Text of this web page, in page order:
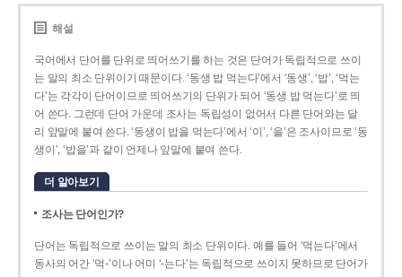
해설
국어에서 단어를 단위로 띄어쓰기를 하는 것은 단어가 독립적으로 쓰이
는 말의 최소 단위이기 때문이다. ‘동생 밥 먹는다’에서 ‘동생’, ‘밥’, ‘먹는
다’는 각각이 단어이므로 띄어쓰기의 단위가 되어 ‘동생 밥 먹는다’로 띄
어 쓴다. 그런데 단어 가운데 조사는 독립성이 없어서 다른 단어와는 달
리 앞말에 붙여 쓴다. ‘동생이 밥을 먹는다’에서 ‘이’, ‘을’은 조사이므로 ‘동
생이’, ‘밥을’과 같이 언제나 앞말에 붙여 쓴다.
더 알아보기
조사는 단어인가?
단어는 독립적으로 쓰이는 말의 최소 단위이다. 예를 들어 ‘먹는다’에서
동사의 어간 ‘먹-­’이나 어미 ‘­-는다’는 독립적으로 쓰이지 못하므로 단어가